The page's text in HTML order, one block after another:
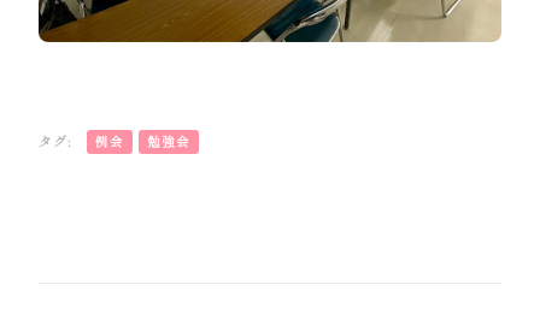
タグ: 例会 勉強会